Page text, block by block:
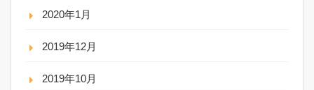
2020年1月
2019年12月
2019年10月